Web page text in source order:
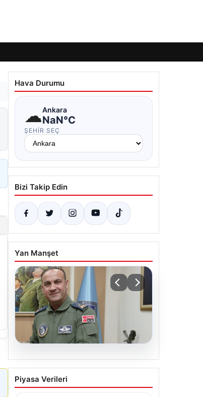
Hava Durumu
☁Ankara
NaN°C
ŞEHIR SEÇ
Bizi Takip Edin
Yan Manşet
05.08.2026
Rafet Dalkıran kimdir?
Yeni Hava Kuvvetleri
Piyasa Verileri